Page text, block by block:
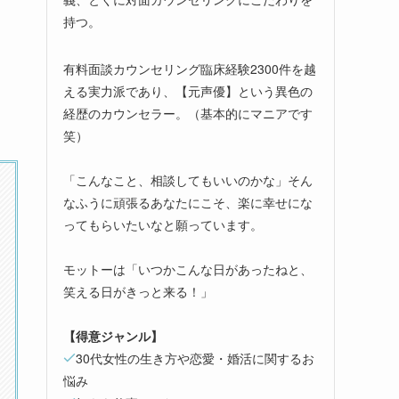
持つ。
有料面談カウンセリング臨床経験2300件を越
える実力派であり、【元声優】という異色の
経歴のカウンセラー。（基本的にマニアです
笑）
「こんなこと、相談してもいいのかな」そん
なふうに頑張るあなたにこそ、楽に幸せにな
ってもらいたいなと願っています。
モットーは「いつかこんな日があったねと、
笑える日がきっと来る！」
【得意ジャンル】
30代女性の生き方や恋愛・婚活に関するお
悩み